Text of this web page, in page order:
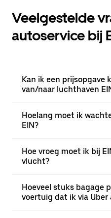
Veelgestelde
autoservice bij
Kan ik een prijsopgave
van/naar luchthaven
Hoelang moet ik
EIN?
Hoe vroeg moet ik bij
vlucht?
Hoeveel stuks bagage
voertuig dat ik via Uber